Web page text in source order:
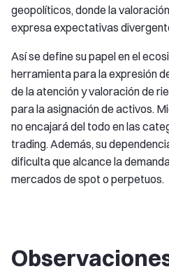
geopolíticos, donde la
expresa expectativas
Así se define su papel en el
herramienta para la expresión
de la atención y valoración de
para la asignación de activos.
no encajará del todo en las
trading. Además, su
dificulta que alcance la
mercados de spot o perpetuos.